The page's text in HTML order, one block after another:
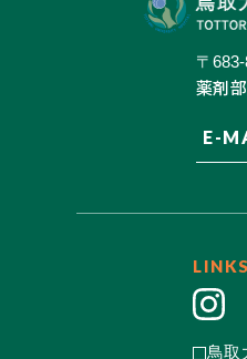
〒
薬剤
E-
LINKS
鳥取